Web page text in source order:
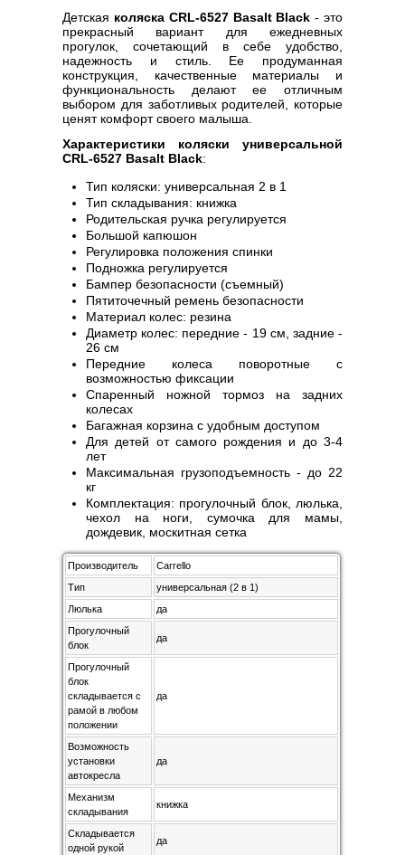
Детская коляска CRL-6527 Basalt Black - это
прекрасный вариант для ежедневных
прогулок, сочетающий в себе удобство,
надежность и стиль. Ее продуманная
конструкция, качественные материалы и
функциональность делают ее отличным
выбором для заботливых родителей, которые
ценят комфорт своего малыша.
Характеристики коляски универсальной
CRL-6527 Basalt Black:
Тип коляски: универсальная 2 в 1
Тип складывания: книжка
Родительская ручка регулируется
Большой капюшон
Регулировка положения спинки
Подножка регулируется
Бампер безопасности (съемный)
Пятиточечный ремень безопасности
Материал колес: резина
Диаметр колес: передние - 19 см, задние -
26 см
Передние колеса поворотные с
возможностью фиксации
Спаренный ножной тормоз на задних
колесах
Багажная корзина с удобным доступом
Для детей от самого рождения и до 3-4
лет
Максимальная грузоподъемность - до 22
кг
Комплектация: прогулочный блок, люлька,
чехол на ноги, сумочка для мамы,
дождевик, москитная сетка
Производитель
Carrello
Тип
универсальная (2 в 1)
Люлька
да
Прогулочный
блок
да
Прогулочный
блок
складывается с
рамой в любом
положении
да
Возможность
установки
автокресла
да
Механизм
складывания
книжка
Складывается
одной рукой
да